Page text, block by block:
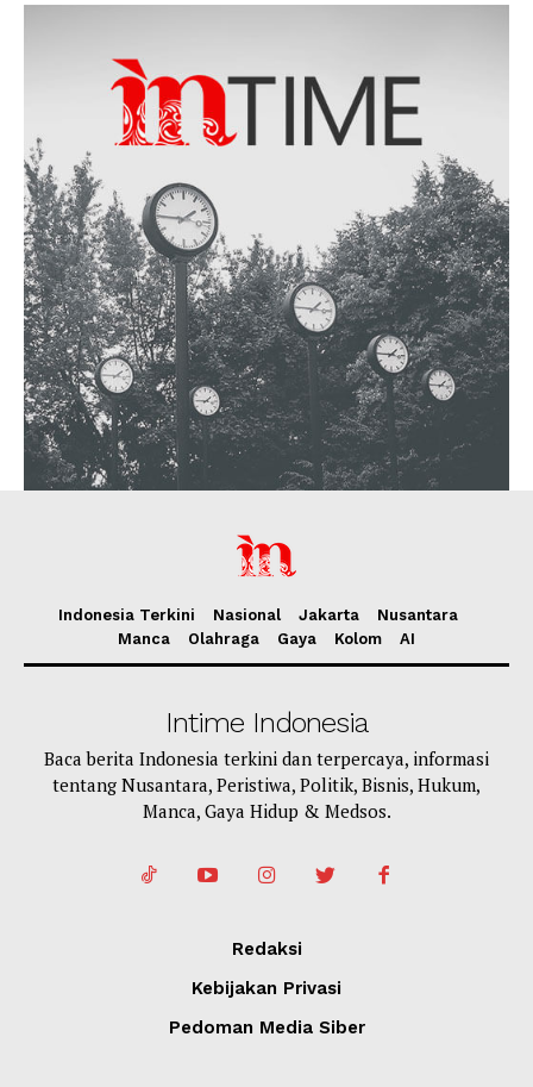
Indonesia Terkini Nasional Jakarta
Nusantara
Manca
Olahraga Gaya Kolom AI
Intime Indonesia
Baca berita Indonesia terkini dan terpercaya, informasi
tentang Nusantara, Peristiwa, Politik, Bisnis, Hukum,
Manca, Gaya Hidup & Medsos.
Redaksi
Kebijakan Privasi
Pedoman Media Siber